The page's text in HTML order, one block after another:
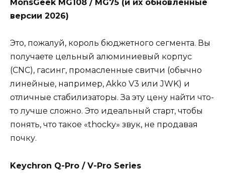
MonsGeek MG108 / MG75 (и их обновленные
версии 2026)
Это, пожалуй, король бюджетного сегмента. Вы
получаете цельный алюминиевый корпус
(CNC), гасинг, промасленные свитчи (обычно
линейные, например, Akko V3 или JWK) и
отличные стабилизаторы. За эту цену найти что-
то лучше сложно. Это идеальный старт, чтобы
понять, что такое «thocky» звук, не продавая
почку.
Keychron Q-Pro / V-Pro Series